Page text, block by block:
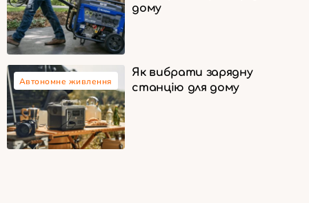
дому
Автономне живлення
Як вибрати зарядну
станцію для дому